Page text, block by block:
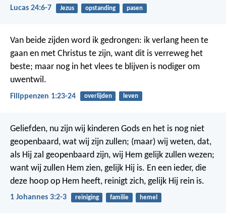
Lucas 24:6-7 Jezus opstanding pasen
Van beide zijden word ik gedrongen: ik verlang heen te
gaan en met Christus te zijn, want dit is verreweg het
beste; maar nog in het vlees te blijven is nodiger om
uwentwil.
Filippenzen 1:23-24 overlijden leven
Geliefden, nu zijn wij kinderen Gods en het is nog niet
geopenbaard, wat wij zijn zullen; (maar) wij weten, dat,
als Hij zal geopenbaard zijn, wij Hem gelijk zullen wezen;
want wij zullen Hem zien, gelijk Hij is. En een ieder, die
deze hoop op Hem heeft, reinigt zich, gelijk Hij rein is.
1 Johannes 3:2-3 reiniging familie hemel